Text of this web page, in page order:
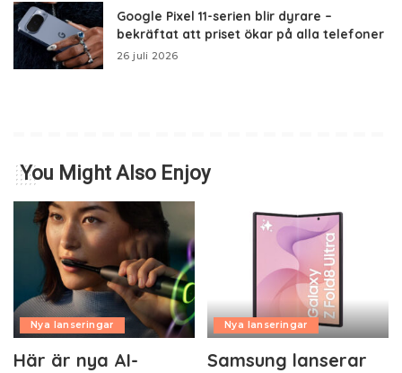
Google Pixel 11-serien blir dyrare –
bekräftat att priset ökar på alla telefoner
26 juli 2026
You Might Also Enjoy
Nya lanseringar
Här är nya AI-
Nya lanseringar
Samsung lanserar